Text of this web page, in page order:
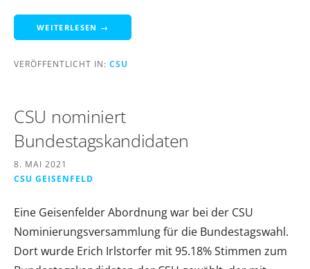
WEITERLESEN →
VERÖFFENTLICHT IN: CSU
CSU nominiert
Bundestagskandidaten
8. MAI 2021
CSU GEISENFELD
Eine Geisenfelder Abordnung war bei der CSU
Nominierungsversammlung für die Bundestagswahl.
Dort wurde Erich Irlstorfer mit 95.18% Stimmen zum